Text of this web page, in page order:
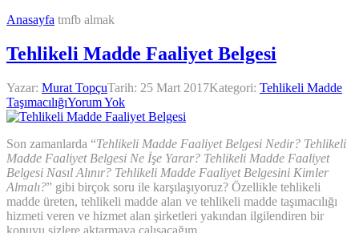
Anasayfa tmfb almak
Tehlikeli Madde Faaliyet Belgesi
Yazar: Murat TopçuTarih: 25 Mart 2017Kategori: Tehlikeli Madde
TaşımacılığıYorum Yok
Son zamanlarda “Tehlikeli Madde Faaliyet Belgesi Nedir? Tehlikeli
Madde Faaliyet Belgesi Ne İşe Yarar? Tehlikeli Madde Faaliyet
Belgesi Nasıl Alınır? Tehlikeli Madde Faaliyet Belgesini Kimler
Almalı?” gibi birçok soru ile karşılaşıyoruz? Özellikle tehlikeli
madde üreten, tehlikeli madde alan ve tehlikeli madde taşımacılığı
hizmeti veren ve hizmet alan şirketleri yakından ilgilendiren bir
konuyu sizlere aktarmaya çalışacağım.